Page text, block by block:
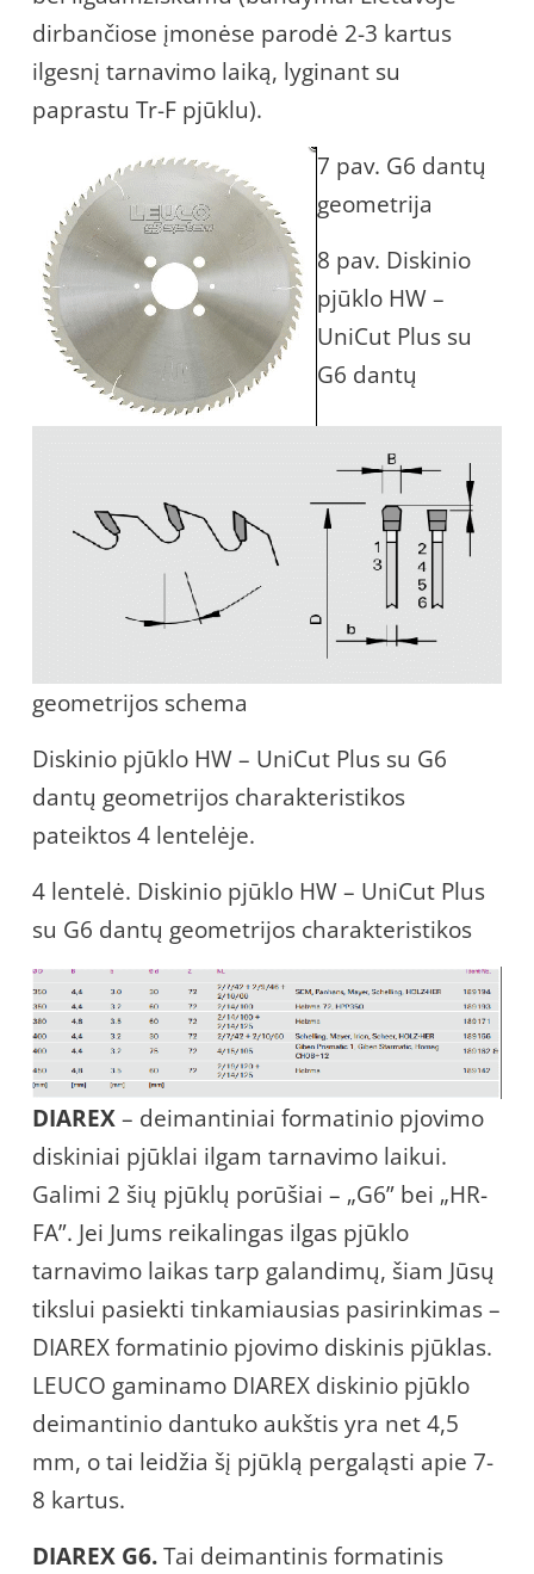
dirbančiose įmonėse parodė 2-3 kartus
ilgesnį tarnavimo laiką, lyginant su
paprastu Tr-F pjūklu).
7 pav. G6 dantų
geometrija
8 pav. Diskinio
pjūklo HW –
UniCut Plus su
G6 dantų
geometrijos schema
Diskinio pjūklo HW – UniCut Plus su G6
dantų geometrijos charakteristikos
pateiktos 4 lentelėje.
4 lentelė. Diskinio pjūklo HW – UniCut Plus
su G6 dantų geometrijos charakteristikos
DIAREX– deimantiniai formatinio pjovimo
diskiniai pjūklai ilgam tarnavimo laikui.
Galimi 2 šių pjūklų porūšiai – „G6” bei „HR-
FA”. Jei Jums reikalingas ilgas pjūklo
tarnavimo laikas tarp galandimų, šiam Jūsų
tikslui pasiekti tinkamiausias pasirinkimas –
DIAREX formatinio pjovimo diskinis pjūklas.
LEUCO gaminamo DIAREX diskinio pjūklo
deimantinio dantuko aukštis yra net 4,5
mm, o tai leidžia šį pjūklą pergaląsti apie 7-
8 kartus.
DIAREX G6.Tai deimantinis formatinis